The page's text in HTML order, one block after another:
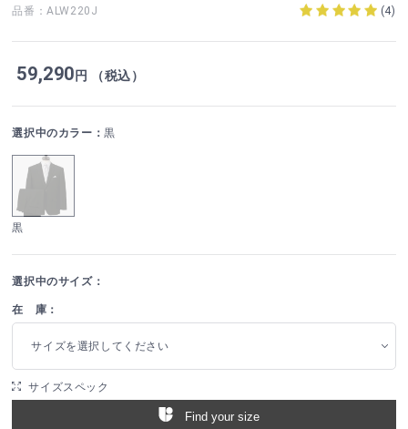
品番：ALW220J (4)
59,290円 （税込）
選択中のカラー：黒
黒
選択中のサイズ：
在 庫：
サイズを選択してください
サイズスペック
Find your size